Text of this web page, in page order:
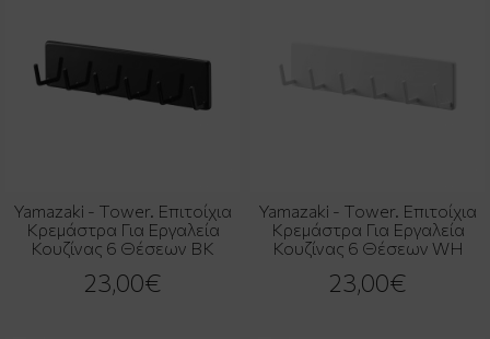
Yamazaki - Tower. Επιτοίχια
Κρεμάστρα Για Εργαλεία
Κουζίνας 6 Θέσεων BK
23,00€
Yamazaki - Tower. Επιτοίχια
Κρεμάστρα Για Εργαλεία
Κουζίνας 6 Θέσεων WH
23,00€